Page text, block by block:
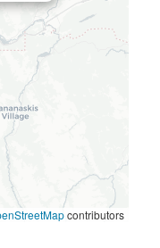
contributors